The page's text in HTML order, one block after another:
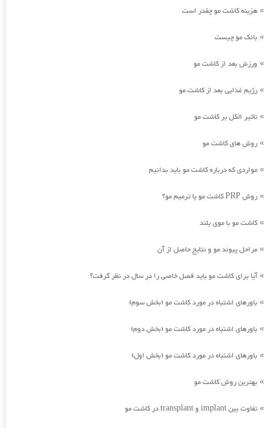
» هزینه کاشت مو چقدر است
» بانک مو چیست
» ورزش بعد از کاشت مو
» رژیم غذایی بعد از کاشت مو
» تاثیر الکل بر کاشت مو
» روش های کاشت مو
» مواردی که درباره کاشت مو باید بدانیم
» روش PRP کاشت مو یا ترمیم مو؟
» کاشت مو با موی بلند
» مراحل پیوند مو و نتایج حاصل از آن
»آیا برای کاشت مو باید فصل خاصی را در سال در نظر گرفت؟
» باورهای اشتباه در مورد کاشت مو (بخش سوم)
» باورهای اشتباه در مورد کاشت مو (بخش دوم)
» باورهای اشتباه در مورد کاشت مو (بخش اول)
» بهترین روش کاشت مو
» تفاوت بین implant و transplant در کاشت مو